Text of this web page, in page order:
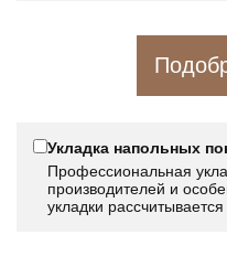
Укладка напольных
Профессиональная
производителей и
укладки